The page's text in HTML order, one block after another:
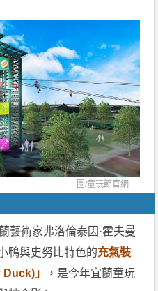
圖/童玩節官網
藝術家弗洛倫泰因·霍夫曼
鴨與史努比特色的充氣裝
」
，是今年宜蘭童玩